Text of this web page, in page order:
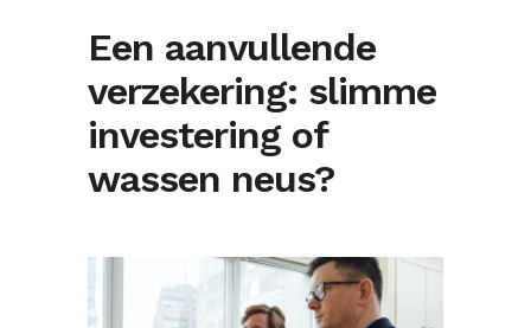
Een aanvullende
verzekering: slimme
investering of
wassen neus?